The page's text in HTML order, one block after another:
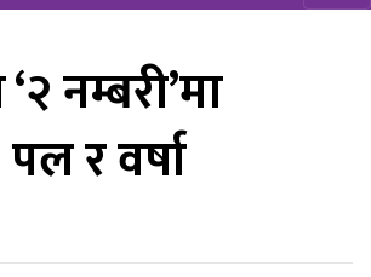
नम्बरी’मा
र वर्षा